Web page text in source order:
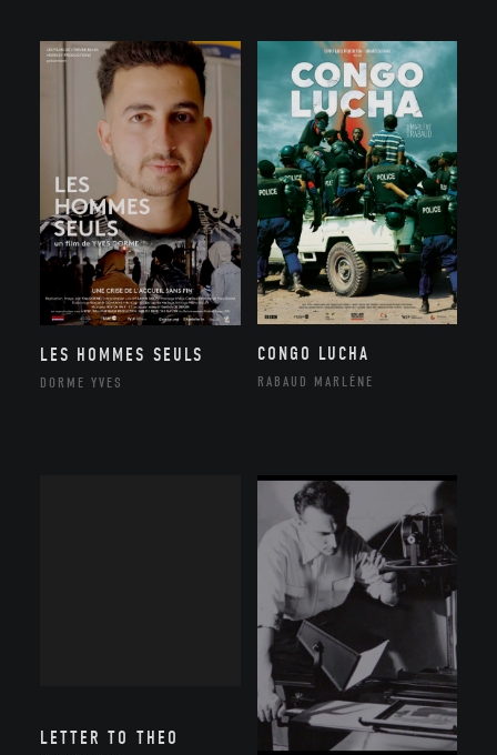
LES HOMMES SEULS
DORME YVES
CONGO LUCHA
RABAUD MARLÈNE
LETTER TO THEO